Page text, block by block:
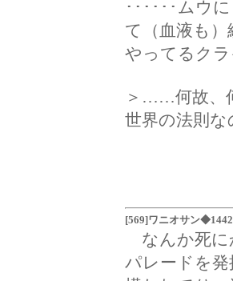
･･････ムウ
て（血液も
やってるク
＞……何故、
世界の法則な
[569]ワニオサン
なんか死に
パレードを